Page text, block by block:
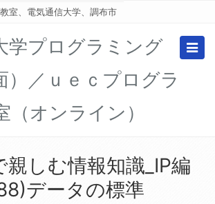
室、電気通信大学、調布市
学プログラミング
）／ｕｅｃプログラ
（オンライン）
親しむ情報知識_IP編
データの標準